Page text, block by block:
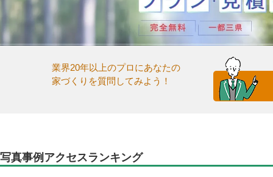
業界20年以上のプロにあなたの
家づくりを質問してみよう！
写真事例アクセスランキング